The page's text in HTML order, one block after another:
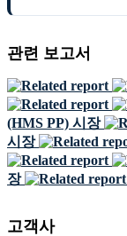
관련 보고서
(HMS PP) 시장
시장
장
고객사